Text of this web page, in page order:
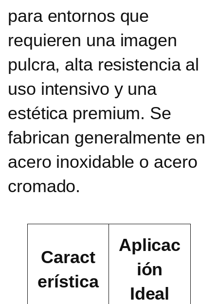
para entornos que
requieren una imagen
pulcra, alta resistencia al
uso intensivo y una
estética premium. Se
fabrican generalmente en
acero inoxidable o acero
cromado.
Caract
erística
Aplicac
ión
Ideal